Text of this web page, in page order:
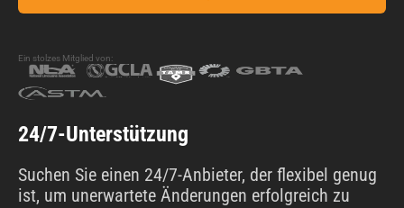
Ein stolzes Mitglied von:
24/7-Unterstützung
Suchen Sie einen 24/7-Anbieter, der flexibel genug
ist, um unerwartete Änderungen erfolgreich zu